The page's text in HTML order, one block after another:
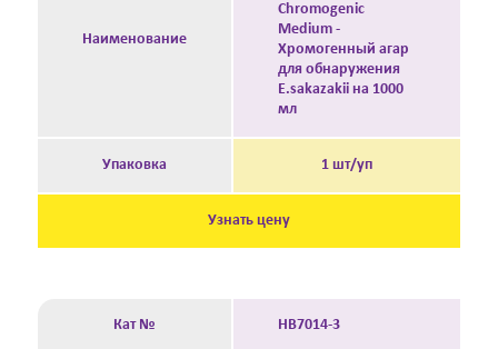
Наименование
Chromogenic
Medium -
Хромогенный агар
для обнаружения
E.sakazakii на 1000
мл
Упаковка 1 шт/уп
Узнать цену
Кат № HB7014-3